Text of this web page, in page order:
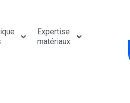
Expertise
matériaux